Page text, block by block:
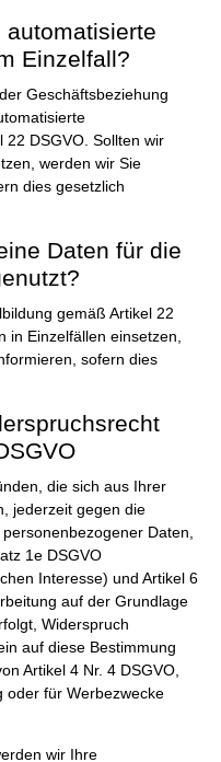
automatisierte
Einzelfall?
Geschäftsbeziehung
22 DSGVO. Sollten wir
werden wir Sie
dies gesetzlich
Daten für die
gemäß Artikel 22
in Einzelfällen einsetzen,
sofern dies
die sich aus Ihrer
jederzeit gegen die
Daten,
1e DSGVO
Interesse) und Artikel 6
auf der Grundlage
Widerspruch
auf diese Bestimmung
Artikel 4 Nr. 4 DSGVO,
oder für Werbezwecke
wir Ihre